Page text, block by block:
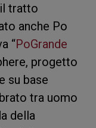
tratto
anche Po
“PoGrande
progetto
su base
tra uomo
della